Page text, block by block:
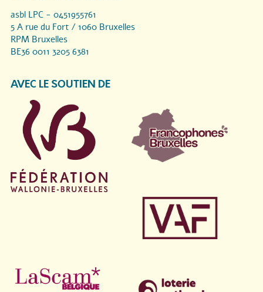
asbl LPC - 0451955761
5 A rue du Fort / 1060 Bruxelles
RPM Bruxelles
BE36 0011 3205 6381
AVEC LE SOUTIEN DE